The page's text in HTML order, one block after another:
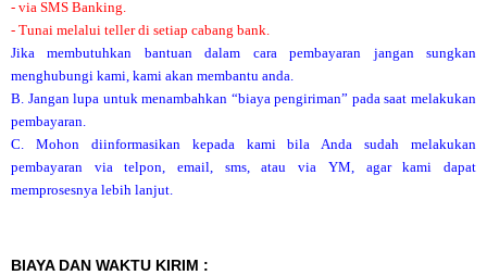
- via SMS Banking.
- Tunai melalui teller di setiap cabang bank.
Jika membutuhkan bantuan dalam cara pembayaran jangan sungkan
menghubungi kami, kami akan membantu anda.
B. Jangan lupa untuk menambahkan “biaya pengiriman” pada saat melakukan
pembayaran.
C. Mohon diinformasikan kepada kami bila Anda sudah melakukan
pembayaran via telpon, email, sms, atau via YM, agar kami dapat
memprosesnya lebih lanjut.
BIAYA DAN WAKTU KIRIM :